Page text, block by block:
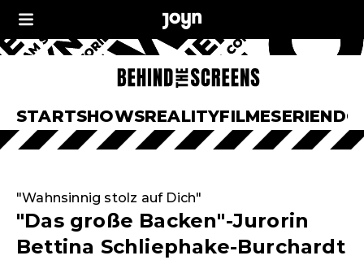
STARTSHOWSREALITYFILMESERIEN
"Wahnsinnig stolz auf Dich"
"Das große Backen"-Jurorin
Bettina Schliephake-Burchardt